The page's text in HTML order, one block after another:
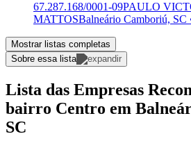
67.287.168/0001-09PAULO
MATTOSBalneário Camboriú, SC
Mostrar listas completas
Sobre essa lista
Lista das Empresas
bairro Centro em
SC